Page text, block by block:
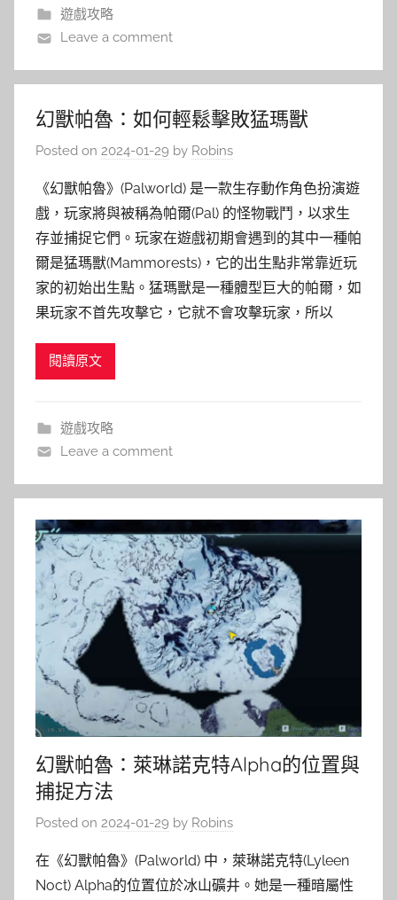
遊戲攻略
Leave a comment
幻獸帕魯：如何輕鬆擊敗猛瑪獸
Posted on 2024-01-29 by Robins
《幻獸帕魯》(Palworld) 是一款生存動作角色扮演遊
戲，玩家將與被稱為帕爾(Pal) 的怪物戰鬥，以求生
存並捕捉它們。玩家在遊戲初期會遇到的其中一種帕
爾是猛瑪獸(Mammorests)，它的出生點非常靠近玩
家的初始出生點。猛瑪獸是一種體型巨大的帕爾，如
果玩家不首先攻擊它，它就不會攻擊玩家，所以
閱讀原文
遊戲攻略
Leave a comment
幻獸帕魯：萊琳諾克特Alpha的位置與
捕捉方法
Posted on 2024-01-29 by Robins
在《幻獸帕魯》(Palworld) 中，萊琳諾克特(Lyleen
Noct) Alpha的位置位於冰山礦井。她是一種暗屬性